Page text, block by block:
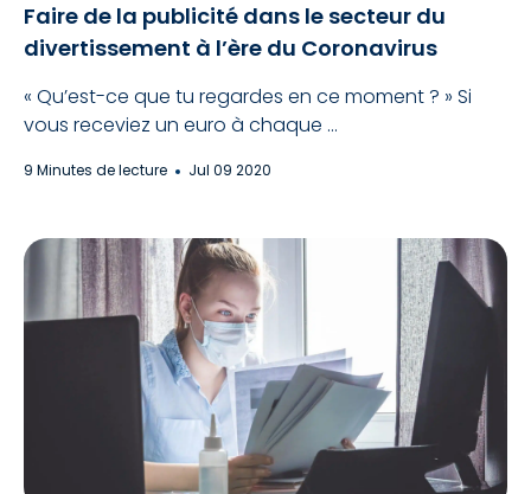
Faire de la publicité dans le secteur du
divertissement à l’ère du Coronavirus
« Qu’est-ce que tu regardes en ce moment ? » Si
vous receviez un euro à chaque ...
9 Minutes de lecture Jul 09 2020